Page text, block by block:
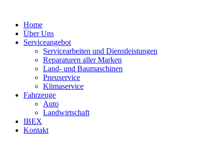
Home
Über Uns
Serviceangebot
Servicearbeiten und Dienstleistungen
Reparaturen aller Marken
Land- und Baumaschinen
Pneuservice
Klimaservice
Fahrzeuge
Auto
Landwirtschaft
IBEX
Kontakt